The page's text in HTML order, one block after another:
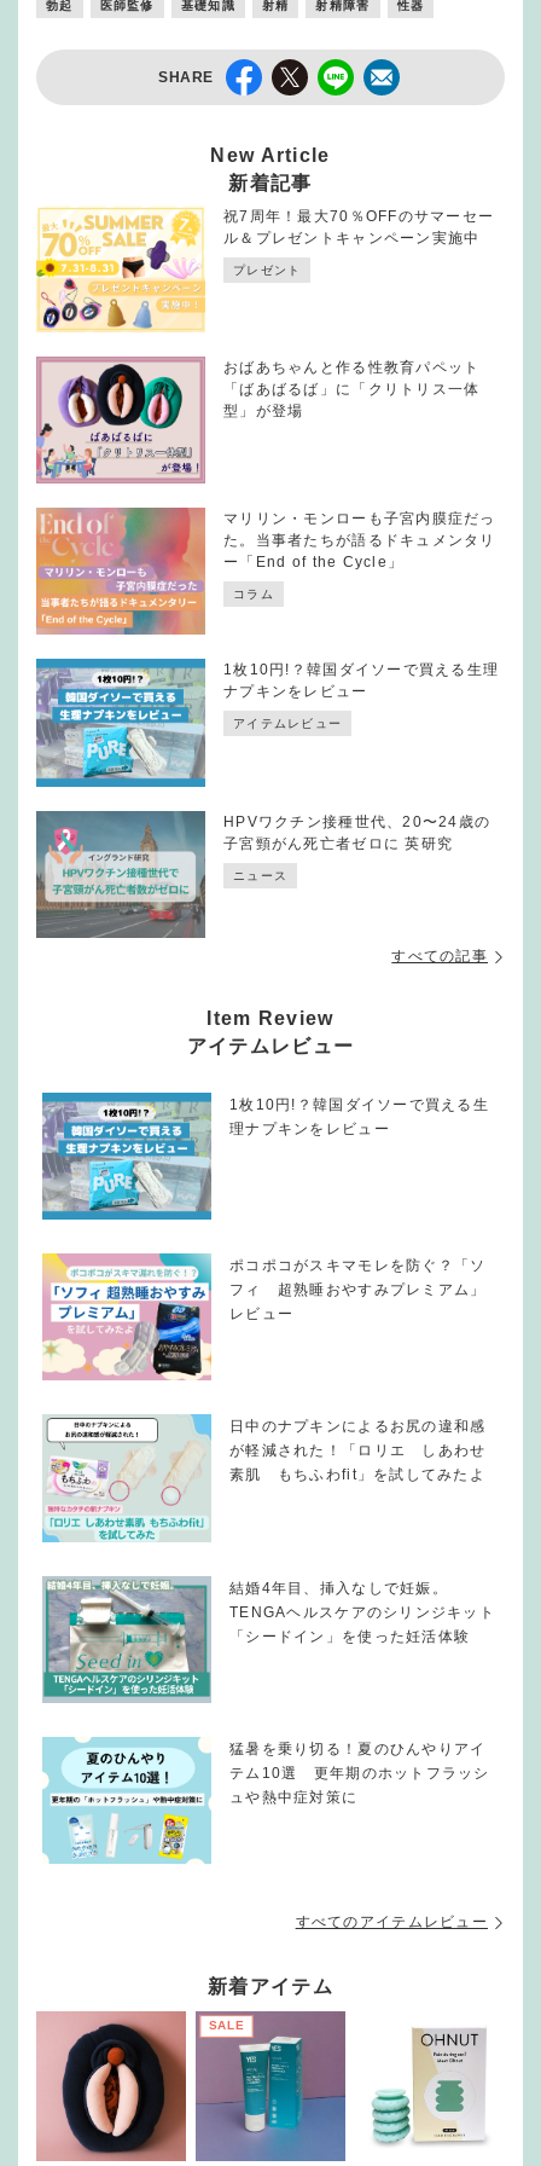
勃起 医師監修 基礎知識 射精 射精障害 性器
SHARE
New Article
新着記事
祝7周年！最大70％OFFのサマーセー
ル＆プレゼントキャンペーン実施中
プレゼント
おばあちゃんと作る性教育パペット
「ばあばるば」に「クリトリス一体
型」が登場
マリリン・モンローも子宮内膜症だっ
た。当事者たちが語るドキュメンタリ
ー「End of the Cycle」
コラム
1枚10円!？韓国ダイソーで買える生理
ナプキンをレビュー
アイテムレビュー
HPVワクチン接種世代、20〜24歳の
子宮頸がん死亡者ゼロに 英研究
ニュース
すべての記事
Item Review
アイテムレビュー
1枚10円!？韓国ダイソーで買える生
理ナプキンをレビュー
ポコポコがスキマモレを防ぐ？「ソ
フィ 超熟睡おやすみプレミアム」
レビュー
日中のナプキンによるお尻の違和感
が軽減された！「ロリエ しあわせ
素肌 もちふわfit」を試してみたよ
結婚4年目、挿入なしで妊娠。
TENGAヘルスケアのシリンジキット
「シードイン」を使った妊活体験
猛暑を乗り切る！夏のひんやりアイ
テム10選 更年期のホットフラッシ
ュや熱中症対策に
すべてのアイテムレビュー
新着アイテム
SALE